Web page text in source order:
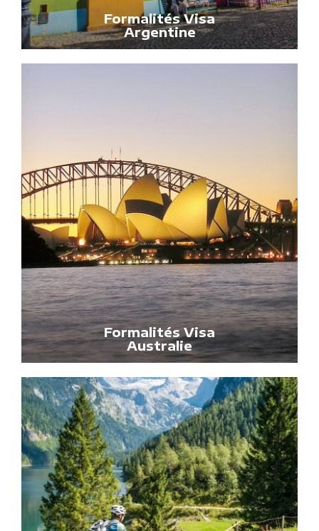
Formalités Visa
Argentine
Formalités Visa
Australie